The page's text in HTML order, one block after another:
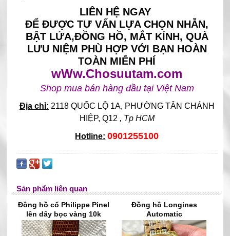
LIÊN HỆ NGAY
ĐỂ ĐƯỢC TƯ VẤN LỰA CHỌN NHẪN,
BẬT LỬA,ĐỒNG HỒ, MẮT KÍNH, QUÀ
LƯU NIỆM PHÙ HỢP VỚI BẠN HOÀN
TOÀN MIỄN PHÍ
wWw.Chosuutam.com
Shop mua bán hàng đầu tại Việt Nam
Địa chỉ: 2118 QUỐC LỘ 1A, PHƯỜNG TÂN CHÁNH
HIỆP, Q12 , Tp HCM
Hotline: 0901255100
Sản phẩm liên quan
Đồng hồ cổ Philippe Pinel
lên dây bọc vàng 10k
chính hãng Thụy Sĩ
Đồng hồ Longines
Automatic